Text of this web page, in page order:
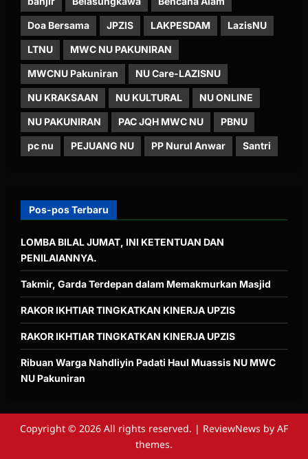
Doa Bersama JPZIS LAKPESDAM LazisNU
LTNU MWC NU PAKUNIRAN
MWCNU Pakuniran NU Care-LAZISNU
NU KRAKSAAN NU KULTURAL NU ONLINE
NU PAKUNIRAN PAC JQH MWC NU PBNU
pc nu PEJUANG NU PP Nurul Anwar Santri
Pos-pos Terbaru
LOMBA BILAL JUMAT, INI KETENTUAN DAN
PENILAIANNYA.
Takmir, Garda Terdepan dalam Memakmurkan Masjid
RAKOR IKHTIAR TINGKATKAN KINERJA UPZIS
RAKOR IKHTIAR TINGKATKAN KINERJA UPZIS
Ribuan Warga Nahdliyin Padati Haul Muassis NU MWC
NU Pakuniran
Copyright © 2026 All rights reserved. | ReviewNews by AF
themes.